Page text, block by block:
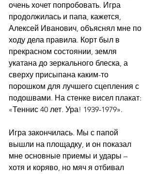
очень хочет попробовать. Игра
продолжилась и папа, кажется,
Алексей Иванович, объяснял мне по
ходу дела правила. Корт был в
прекрасном состоянии, земля
укатана до зеркального блеска, а
сверху присыпана каким-то
порошком для лучшего сцепления с
подошвами. На стенке висел плакат:
«Теннис 40 лет. Ура! 1939-1979».
Игра закончилась. Мы с папой
вышли на площадку, и он показал
мне основные приемы и удары –
хотя и коряво, но мяч я отбивал